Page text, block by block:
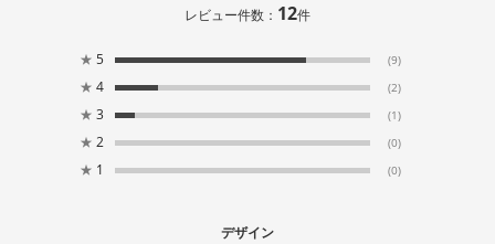
レビュー件数： 12件
★ 5 (9)
★ 4 (2)
★ 3 (1)
★ 2 (0)
★ 1 (0)
デザイン